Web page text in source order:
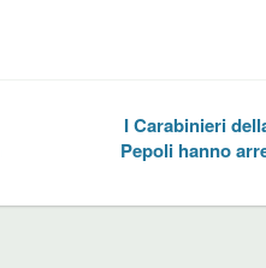
I Carabinieri
Pepoli hanno